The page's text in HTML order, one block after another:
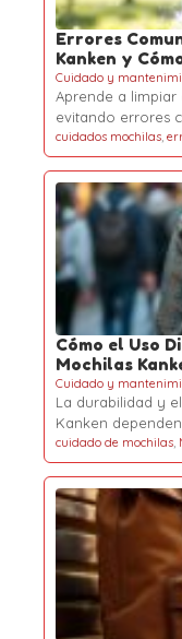
Errores
Kanken y
Cuidado y
Aprende a
evitando errores
cuidados mochilas,
Cómo el Uso
Mochilas
Cuidado y
La durabilidad y
Kanken
cuidado de mochilas,